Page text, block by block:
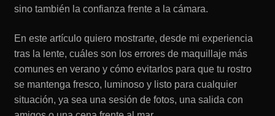
sino también la confianza frente a la cámara.
En este artículo quiero mostrarte, desde mi experiencia
tras la lente, cuáles son los errores de maquillaje más
comunes en verano y cómo evitarlos para que tu rostro
se mantenga fresco, luminoso y listo para cualquier
situación, ya sea una sesión de fotos, una salida con